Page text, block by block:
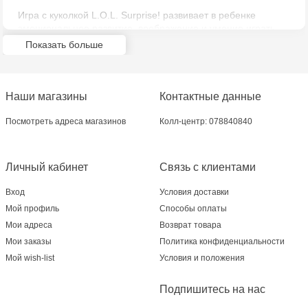
Игра с куколкой L.O.L. Surprise! развивает в ребенке
Показать больше
Наши магазины
Посмотреть адреса магазинов
Связь с клиентами
Условия доставки
Способы оплаты
Возврат товара
Политика конфиденциальности
Условия и положения
Личный кабинет
Вход
Мой профиль
Мои адреса
Мои заказы
Мой wish-list
Контактные данные
Колл-центр: 078840840
Подпишитесь на нас